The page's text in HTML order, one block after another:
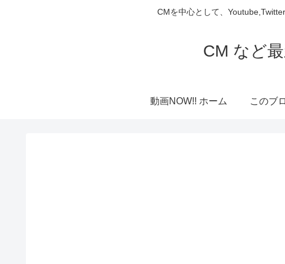
CMを中心として、
CM など
動画NOW!! ホーム このブ